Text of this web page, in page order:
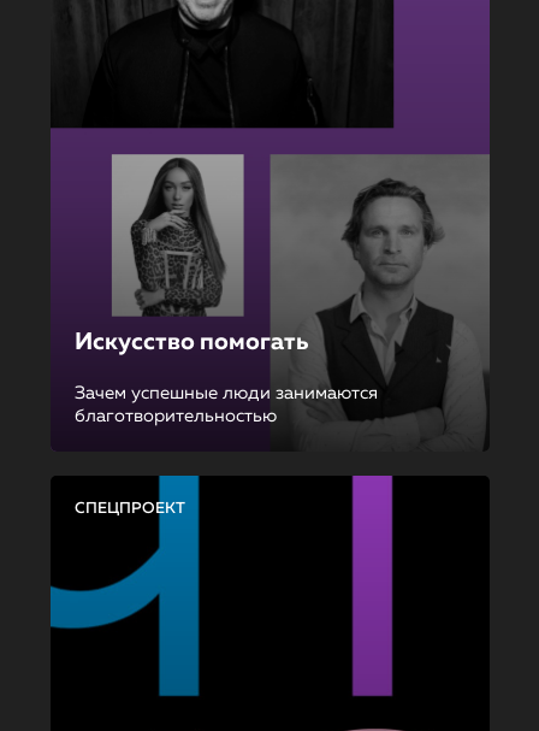
Искусство помогать
Зачем успешные люди занимаются
благотворительностью
СПЕЦПРОЕКТ